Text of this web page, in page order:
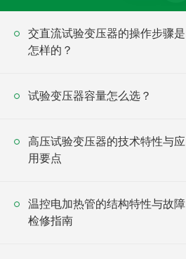
交直流试验变压器的操作步骤是
怎样的？
试验变压器容量怎么选？
高压试验变压器的技术特性与应
用要点
温控电加热管的结构特性与故障
检修指南